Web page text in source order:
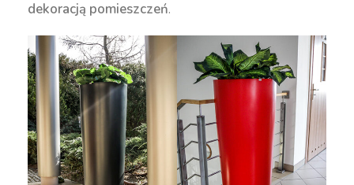
dekoracją pomieszczeń.